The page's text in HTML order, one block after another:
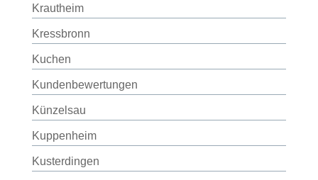
Krautheim
Kressbronn
Kuchen
Kundenbewertungen
Künzelsau
Kuppenheim
Kusterdingen